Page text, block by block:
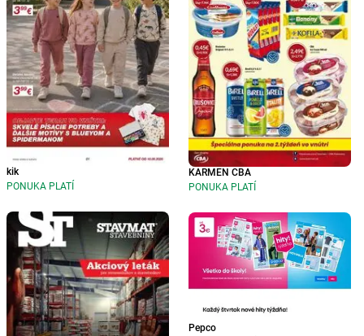
kik
PONUKA PLATÍ
KARMEN CBA
PONUKA PLATÍ
Pepco